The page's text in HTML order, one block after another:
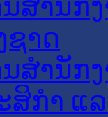
ສໍານັກ
າດ
ສຳນັກ
ສິກຳ ແ